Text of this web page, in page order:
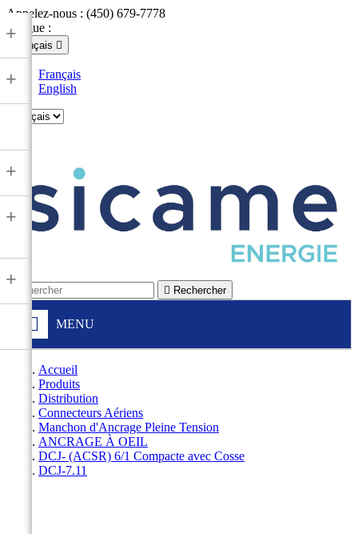
Appelez-nous : (450) 679-7778
Langue :
Français 
Français
English
 Rechercher
MENU
+
+
+
+
+
Accueil
Produits
Distribution
Connecteurs Aériens
Manchon d'Ancrage Pleine Tension
ANCRAGE À OEIL
DCJ- (ACSR) 6/1 Compacte avec Cosse
DCJ-7.11